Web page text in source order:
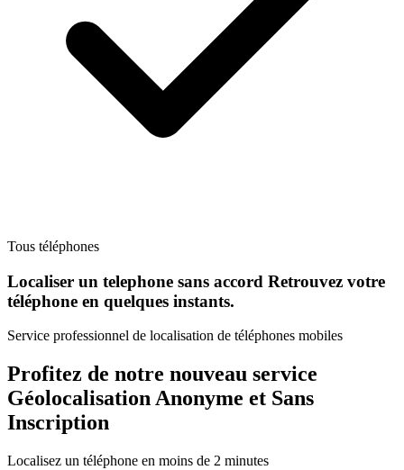
Tous téléphones
Localiser un telephone sans accord Retrouvez votre
téléphone en quelques instants.
Service professionnel de localisation de téléphones mobiles
Profitez de notre nouveau service
Géolocalisation Anonyme et Sans
Inscription
Localisez un téléphone en moins de 2 minutes